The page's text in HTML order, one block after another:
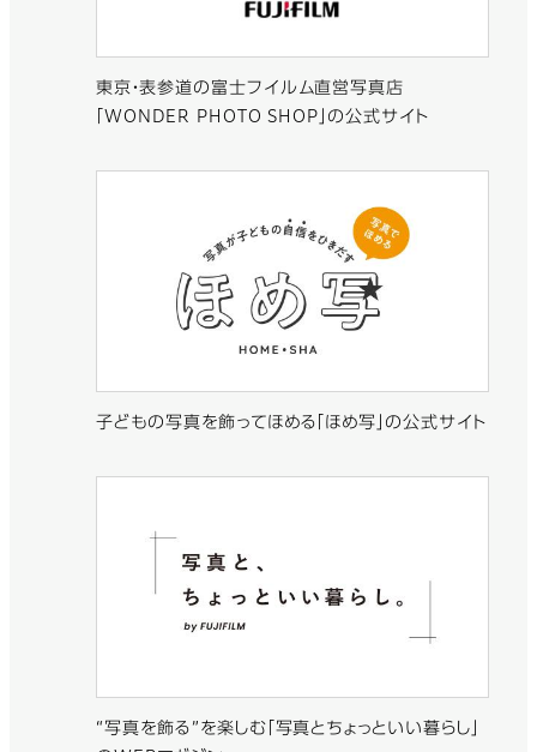
東京・表参道の富士フイルム直営写真店
「WONDER PHOTO SHOP」の公式サイト
子どもの写真を飾ってほめる「ほめ写」の公式サイト
“写真を飾る”を楽しむ「写真とちょっといい暮らし」